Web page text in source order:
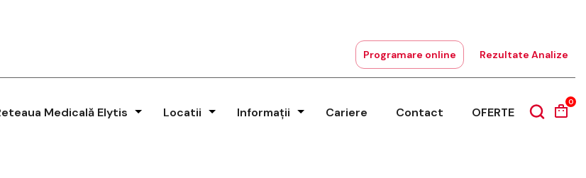
Programare online Rezultate Analize
Medicală Elytis Locatii Informații Cariere Contact OFERTE
0